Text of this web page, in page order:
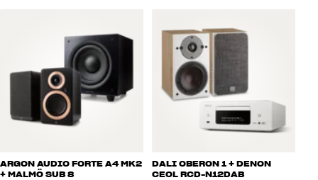
ARGON AUDIO FORTE A4 MK2
+ MALMÖ SUB 8
DALI OBERON 1 + DENON
CEOL RCD-N12DAB